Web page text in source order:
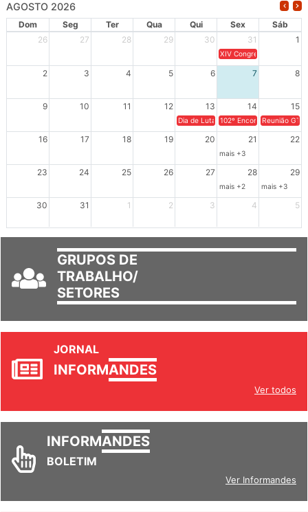
AGOSTO 2026
Dom Seg Ter Qua Qui Sex
Sáb
26
27 28 29 30 31 1
XIV Congresso Brasileiro
2 3 4 5 6 7 8
9 10 11 12 13 14 15
Dia de Luta em Defesa de Cuba e da
102º Encontro da
Reunião
16 17 18 19 20 21 22
mais +3
23 24 25 26 27 28 29
mais +2 mais +3
30 31 1 2 3 4 5
GRUPOS DE
TRABALHO/
SETORES
JORNAL
INFORMANDES
Ver todos
INFORMANDES
BOLETIM
Ver Informandes